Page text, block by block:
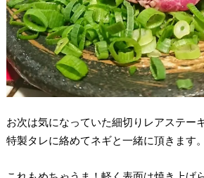
お次は気になっていた細切りレアステー
特製タレに絡めてネギと一緒に頂きます。